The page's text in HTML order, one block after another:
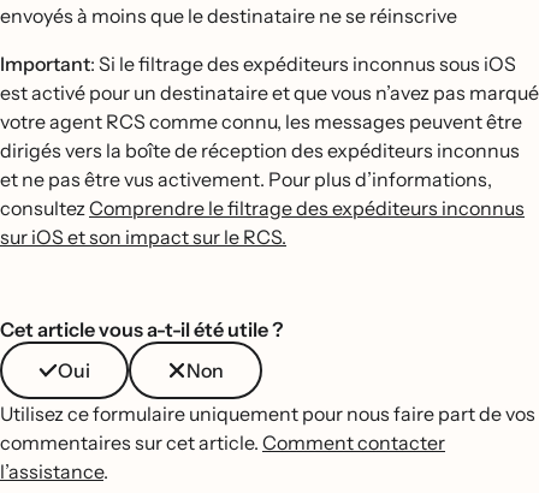
envoyés à moins que le destinataire ne se réinscrive
Important: Si le filtrage des expéditeurs inconnus sous iOS
est activé pour un destinataire et que vous n’avez pas marqué
votre agent RCS comme connu, les messages peuvent être
dirigés vers la boîte de réception des expéditeurs inconnus
et ne pas être vus activement. Pour plus d’informations,
consultezComprendre le filtrage des expéditeurs inconnus
sur iOS et son impact sur le RCS.
Cet article vous a-t-il été utile ?
Oui
Non
Utilisez ce formulaire uniquement pour nous faire part de vos
commentaires sur cet article. Comment contacter
l’assistance.